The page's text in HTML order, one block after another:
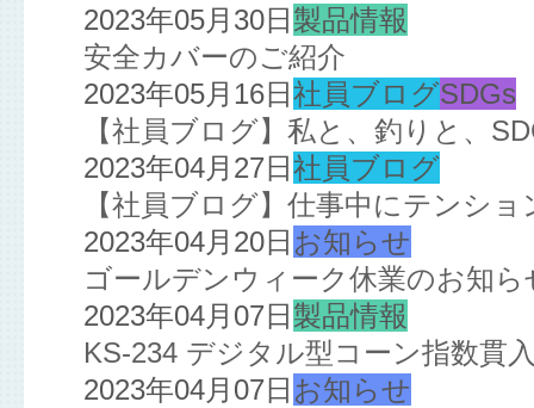
2023年05月30日 製品情報
安全カバーのご紹介
2023年05月16日 社員ブログSDGs
【社員ブログ】私と、釣りと、
2023年04月27日 社員ブログ
【社員ブログ】仕事中にテンシ
2023年04月20日 お知らせ
ゴールデンウィーク休業のお知ら
2023年04月07日 製品情報
KS-234 デジタル型コーン指数貫
2023年04月07日 お知らせ